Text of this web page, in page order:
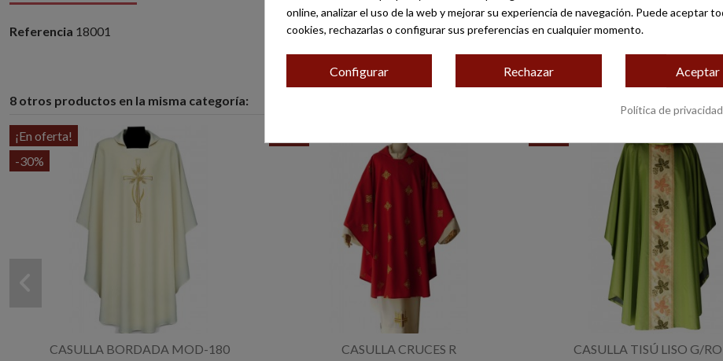
Referencia 18001
8 otros productos en la misma categoría:
¡En oferta!
-30%
CASULLA BORDADA MOD-180
CASULLA CRUCES R
CASULLA TISÚ LISO G/
online, analizar el uso de la web y mejorar su experiencia de navegación. Puede aceptar
cookies, rechazarlas o configurar sus preferencias en cualquier momento.
Configurar Rechazar Aceptar
Política de